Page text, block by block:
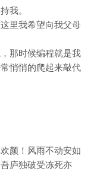
我。
里我希望向我父母
那时候编程就是我
悄悄的爬起来敲代
颜！风雨不动安如
庐独破受冻死亦